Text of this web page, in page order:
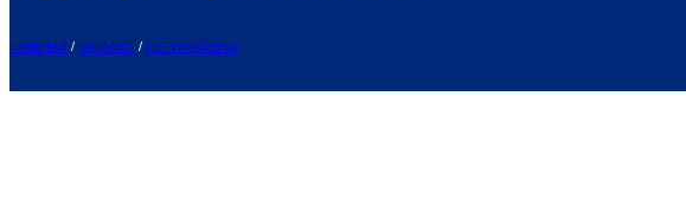
ГЛАВНАЯ / КАТАЛОГ / ПУРИФАЙЕРЫ